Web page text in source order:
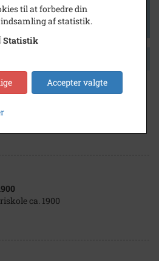
ca. 1900
til at forbedre din
af statistik.
Statistik
Accepter valgte